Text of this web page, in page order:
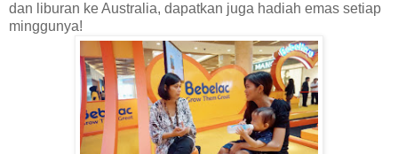
dan liburan ke Australia, dapatkan juga hadiah emas setiap
minggunya!